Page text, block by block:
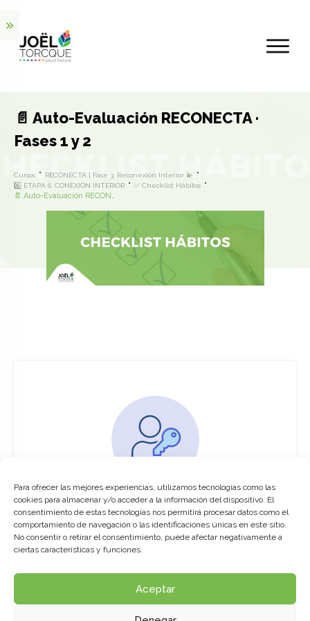
Para ofrecer las mejores experiencias, utilizamos tecnologías como las
cookies para almacenar y/o acceder a la información del dispositivo. El
consentimiento de estas tecnologías nos permitirá procesar datos como el
comportamiento de navegación o las identificaciones únicas en este sitio.
No consentir o retirar el consentimiento, puede afectar negativamente a
ciertas características y funciones.
Aceptar
📄 Auto-Evaluación RECONECTA ·
Fases 1 y 2
Cursos
RECONECTA | Fase 3: Reconexión Interior 💫
6️⃣ ETAPA 6. CONEXIÓN INTERIOR
✅ Checklist Hábitos
📄 Auto-Evaluación RECONECTA · Fases 1 y 2
You must be logged in to access this
course
This course is only available for registered
Click here to login